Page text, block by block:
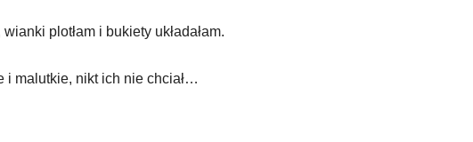
plotłam i bukiety układałam.
i malutkie, nikt ich nie chciał…